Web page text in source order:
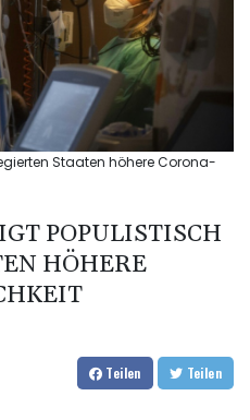
Staaten höhere Corona-
POPULISTISCH
HÖHERE
Teilen Teilen